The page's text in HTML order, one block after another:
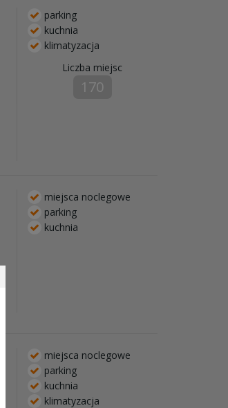
parking
kuchnia
klimatyzacja
Liczba miejsc
170
miejsca noclegowe
parking
kuchnia
miejsca noclegowe
parking
kuchnia
klimatyzacja